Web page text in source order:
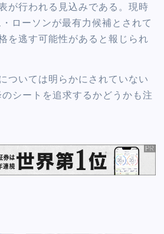
が行われる見込みである。現時
ローソンが最有力候補とされて
を逃す可能性があると報じられ
ついては明らかにされていない
シートを追求するかどうかも注